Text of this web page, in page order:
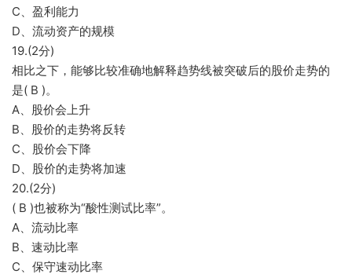
C、盈利能力
D、流动资产的规模
19.(2分)
相比之下，能够比较准确地解释趋势线被突破后的股价走势的
是( B )。
A、股价会上升
B、股价的走势将反转
C、股价会下降
D、股价的走势将加速
20.(2分)
( B )也被称为“酸性测试比率”。
A、流动比率
B、速动比率
C、保守速动比率